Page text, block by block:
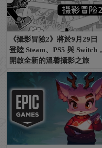
《攝影冒險2》將於9月29日
登陸 Steam、PS5 與 Switch，
開啟全新的溫馨攝影之旅